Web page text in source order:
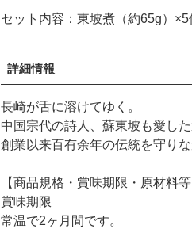
セット内容：東坡煮（約65g）
詳細情報
長崎が舌に溶けてゆく。
中国宗代の詩人、蘇東坡も愛し
創業以来百有余年の伝統を守り
【商品規格・賞味期限・原材料等
賞味期限
常温で2ヶ月間です。